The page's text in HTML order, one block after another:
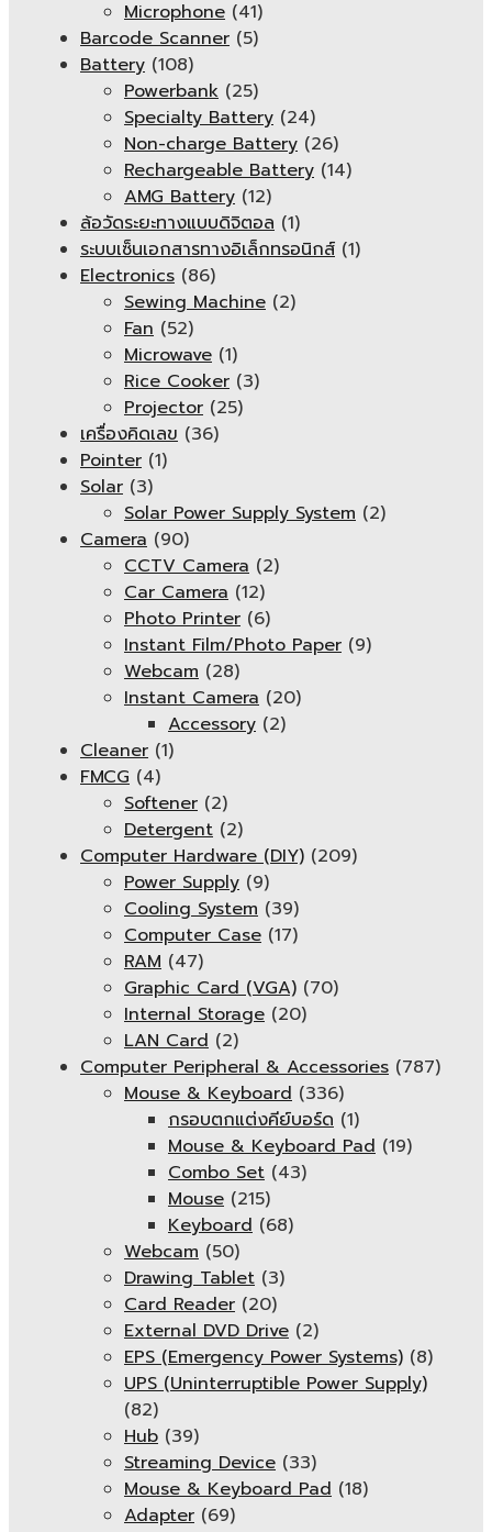
Microphone (41)
Barcode Scanner (5)
Battery (108)
Powerbank (25)
Specialty Battery (24)
Non-charge Battery (26)
Rechargeable Battery (14)
AMG Battery (12)
ล้อวัดระยะทางแบบดิจิตอล (1)
ระบบเซ็นเอกสารทางอิเล็กทรอนิกส์ (1)
Electronics (86)
Sewing Machine (2)
Fan (52)
Microwave (1)
Rice Cooker (3)
Projector (25)
เครื่องคิดเลข (36)
Pointer (1)
Solar (3)
Solar Power Supply System (2)
Camera (90)
CCTV Camera (2)
Car Camera (12)
Photo Printer (6)
Instant Film/Photo Paper (9)
Webcam (28)
Instant Camera (20)
Accessory (2)
Cleaner (1)
FMCG (4)
Softener (2)
Detergent (2)
Computer Hardware (DIY) (209)
Power Supply (9)
Cooling System (39)
Computer Case (17)
RAM (47)
Graphic Card (VGA) (70)
Internal Storage (20)
LAN Card (2)
Computer Peripheral & Accessories (787)
Mouse & Keyboard (336)
กรอบตกแต่งคีย์บอร์ด (1)
Mouse & Keyboard Pad (19)
Combo Set (43)
Mouse (215)
Keyboard (68)
Webcam (50)
Drawing Tablet (3)
Card Reader (20)
External DVD Drive (2)
EPS (Emergency Power Systems) (8)
UPS (Uninterruptible Power Supply)
(82)
Hub (39)
Streaming Device (33)
Mouse & Keyboard Pad (18)
Adapter (69)